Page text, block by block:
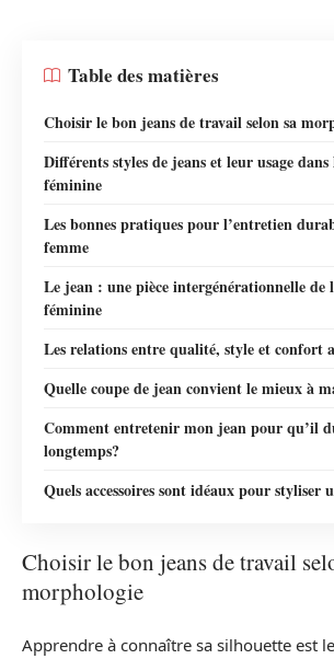
Table des matières
Choisir le bon jeans de travail selon sa
Différents styles de jeans et leur usage
féminine
Les bonnes pratiques pour l’entretien
femme
Le jean : une pièce intergénérationnelle de
féminine
Les relations entre qualité, style et confort
Quelle coupe de jean convient le mieux à
Comment entretenir mon jean pour qu’il
longtemps?
Quels accessoires sont idéaux pour styliser
Choisir le bon jeans de travail
morphologie
Apprendre à connaître sa silhouette est